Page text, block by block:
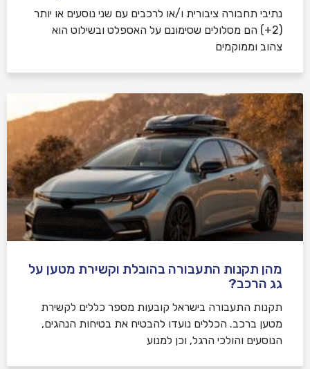
נתיבי תחבורה ציבורית ו/או לרכבים עם שני נוסעים או יותר
(2+) הם מסלולים שסימונם על האספלט ובשילוט הוא
צהוב וממוקמים
מהן תקנות התעבורה בהובלת וקשירת מטען על
גג הרכב?
תקנות התעבורה בישראל קובעות מספר כללים לקשירת
מטען ברכב. הכללים נועדו להבטיח את בטיחות הנהגים,
הנוסעים והולכי הרגל, וכן למנוע